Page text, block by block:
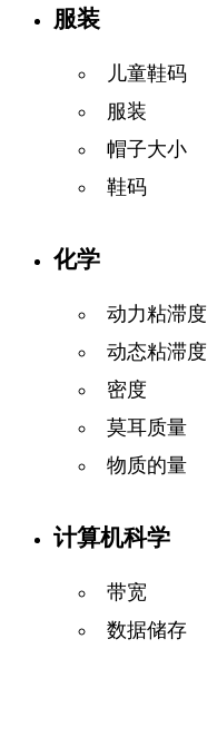
服装
儿童鞋码
服装
帽子大小
鞋码
化学
动力粘滞度
动态粘滞度
密度
莫耳质量
物质的量
计算机科学
带宽
数据储存